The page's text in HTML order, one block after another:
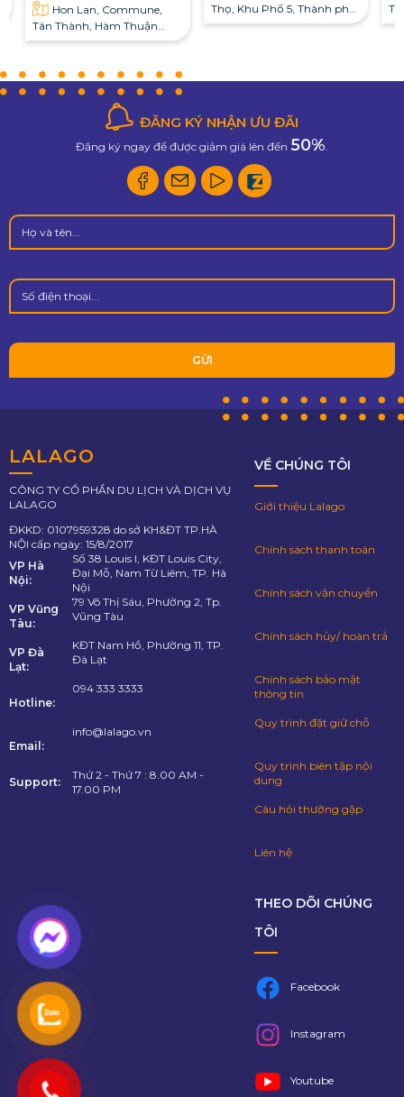
Hon Lan, Commune,
Tân Thành, Hàm Thuận
Nam, Bình Thuận
Thọ, Khu Phố 5, Thành phố
Phan Thiết, Bình Thuận
ĐĂNG KÝ NHẬN ƯU ĐÃI
Đăng ký ngay để được giảm giá lên đến 50%.
LALAGO
CÔNG TY CỔ PHẦN DU LỊCH VÀ DỊCH VỤ
LALAGO
ĐKKD: 0107959328 do sở KH&ĐT TP.HÀ
NỘI cấp ngày: 15/8/2017
VP Hà
Nội:
Số 38 Louis I, KĐT Louis City,
Đại Mỗ, Nam Từ Liêm, TP. Hà
Nội
VP Vũng
Tàu:
79 Võ Thị Sáu, Phường 2, Tp.
Vũng Tàu
VP Đà
Lạt:
KĐT Nam Hồ, Phường 11, TP.
Đà Lạt
Hotline:
094 333 3333
Email:
info@lalago.vn
Support:
Thứ 2 - Thứ 7 : 8.00 AM -
17.00 PM
VỀ CHÚNG TÔI
Giới thiệu Lalago
Chính sách thanh toán
Chính sách vận chuyển
Chính sách hủy/ hoàn trả
Chính sách bảo mật
thông tin
Quy trình đặt giữ chỗ
Quy trình biên tập nội
dung
Câu hỏi thường gặp
Liên hệ
THEO DÕI CHÚNG
TÔI
Facebook
Instagram
Youtube